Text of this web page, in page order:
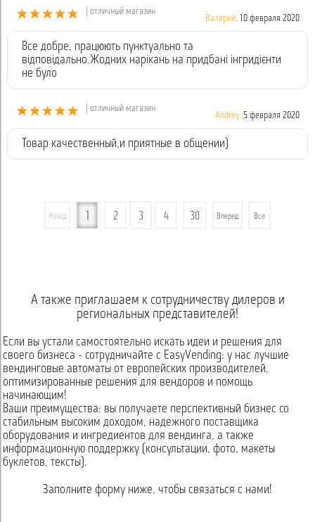
| отличный магазин
Валерий, 10 февраля 2020
Все добре, працюють пунктуально та
відповідально.Жодних нарікань на придбані інгридієнти
не було
| отличный магазин
Andrey, 5 февраля 2020
Товар качественный,и приятные в общении)
Назад 2 3 4 30 Вперед Все
А также приглашаем к сотрудничеству дилеров и
региональных представителей!
Если вы устали самостоятельно искать идеи и решения для
своего бизнеса - сотрудничайте с EasyVending: у нас лучшие
вендинговые автоматы от европейских производителей,
оптимизированные решения для вендоров и помощь
начинающим!
Ваши преимущества: вы получаете перспективный бизнес со
стабильным высоким доходом, надежного поставщика
оборудования и ингредиентов для вендинга, а также
информационную поддержку (консультации, фото, макеты
буклетов, тексты).
Заполните форму ниже, чтобы связаться с нами!